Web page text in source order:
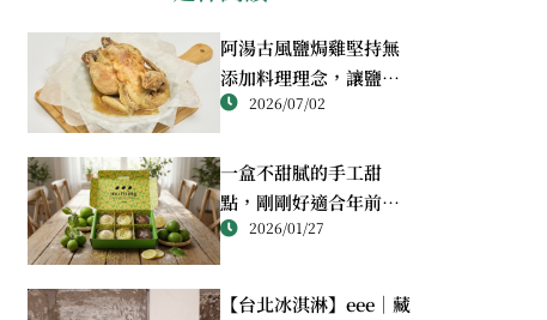
阿湯古風鹽焗雞堅持無
添加料理理念，讓鹽焗
雞回歸最純粹的風味
2026/07/02
一盒不甜膩的手工甜
點，剛剛好適合年前送
禮 2026/01/27
【台北冰淇淋】eee｜藏